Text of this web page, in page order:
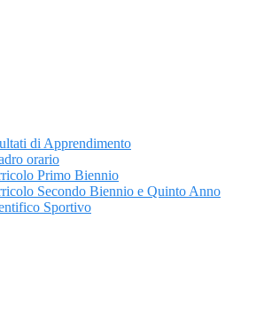
di Apprendimento
orario
Primo Biennio
Secondo Biennio e Quinto Anno
Sportivo